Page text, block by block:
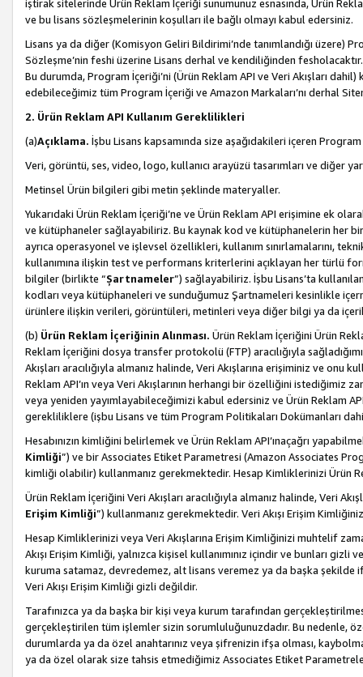
iştirak sitelerinde Ürün Reklam İçeriği sunumunuz esnasında, Ürün
ve bu lisans sözleşmelerinin koşulları ile bağlı olmayı kabul edersiniz.
Lisans ya da diğer (Komisyon Geliri Bildirimi’nde tanımlandığı üzere)
Sözleşme’nin feshi üzerine Lisans derhal ve kendiliğinden
Bu durumda, Program İçeriği’ni (Ürün Reklam API ve Veri Akışları
edebileceğimiz tüm Program İçeriği ve Amazon Markaları’nı derhal
2. Ürün Reklam API Kullanım Gereklilikleri
(a)Açıklama. İşbu Lisans kapsamında size aşağıdakileri içeren
Veri, görüntü, ses, video, logo, kullanıcı arayüzü tasarımları ve diğer
Metinsel Ürün bilgileri gibi metin şeklinde materyaller.
Yukarıdaki Ürün Reklam İçeriği’ne ve Ürün Reklam API erişimine ek
ve kütüphaneler sağlayabiliriz. Bu kaynak kod ve kütüphanelerin her
ayrıca operasyonel ve işlevsel özellikleri, kullanım sınırlamalarını,
kullanımına ilişkin test ve performans kriterlerini açıklayan her türlü
bilgiler (birlikte “Şartnameler”) sağlayabiliriz. İşbu Lisans’ta
kodları veya kütüphaneleri ve sunduğumuz Şartnameleri kesinlikle
ürünlere ilişkin verileri, görüntüleri, metinleri veya diğer bilgi ya da
(b) Ürün Reklam İçeriğinin Alınması. Ürün Reklam İçeriğini Ürün
Reklam İçeriğini dosya transfer protokolü (FTP) aracılığıyla
Akışları aracılığıyla almanız halinde, Veri Akışlarına erişiminiz ve onu
Reklam API’ın veya Veri Akışlarının herhangi bir özelliğini
veya yeniden yayımlayabileceğimizi kabul edersiniz ve Ürün Reklam
gerekliliklere (işbu Lisans ve tüm Program Politikaları Dokümanları
Hesabınızın kimliğini belirlemek ve Ürün Reklam API’ınaçağrı
Kimliği”) ve bir Associates Etiket Parametresi (Amazon Associates
kimliği olabilir) kullanmanız gerekmektedir. Hesap Kimliklerinizi Ürün
Ürün Reklam İçeriğini Veri Akışları aracılığıyla almanız halinde, Veri
Erişim Kimliği”) kullanmanız gerekmektedir. Veri Akışı Erişim
Hesap Kimliklerinizi veya Veri Akışlarına Erişim Kimliğinizi muhtelif
Akışı Erişim Kimliği, yalnızca kişisel kullanımınız içindir ve bunları
kuruma satamaz, devredemez, alt lisans veremez ya da başka şekilde
Veri Akışı Erişim Kimliği gizli değildir.
Tarafınızca ya da başka bir kişi veya kurum tarafından
gerçekleştirilen tüm işlemler sizin sorumluluğunuzdadır. Bu nedenle,
durumlarda ya da özel anahtarınız veya şifrenizin ifşa olması,
ya da özel olarak size tahsis etmediğimiz Associates Etiket